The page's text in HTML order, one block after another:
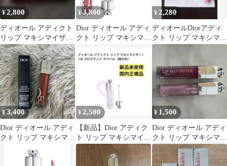
¥2,800
ディオール アディクト
リップ マキシマイザー
010 ホロ ピンク
¥3,800
Dior ディオール アディ
クト リップ マキシマイ
¥ 2,280
ディオールDiorアディ
クト リップ マキシマイ
ザー 024 オレンジ系
¥3,400
Dior ディオール アディ
クト リップ マキシマイ
¥ 2,500
【新品】Dior アディク
ト リップ マキシマイザ
ー 110 限定色
¥ 1,500
Dior ディオール アディ
クト リップ マキシマイ
ザー 2本セット